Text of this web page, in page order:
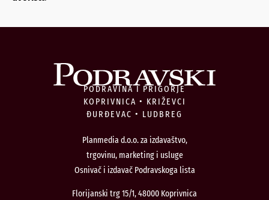
PODRAVINA I PRIGORJE
KOPRIVNICA • KRIŽEVCI
ĐURĐEVAC • LUDBREG
Planmedia d.o.o. za izdavaštvo,
trgovinu, marketing i usluge
Osnivač i izdavač Podravskoga lista
Florijanski trg 15/1, 48000 Koprivnica